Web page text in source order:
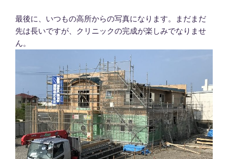
最後に、いつもの高所からの写真になります。まだまだ
先は長いですが、クリニックの完成が楽しみでなりませ
ん。